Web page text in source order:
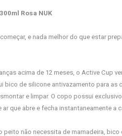
Rosa NUK
e nada melhor do que estar
acima de 12 meses, o Active Cup
bico de silicone antivazamento para as
e limpar. O copo possui
que abre e fecha instantaneamente a
peito não necessita de mamadeira, bico